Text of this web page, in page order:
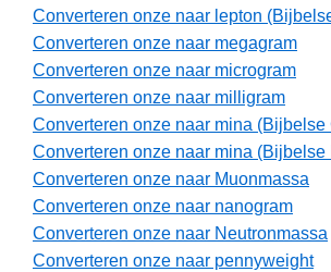
Converteren onze naar lepton
Converteren onze naar megagram
Converteren onze naar microgram
Converteren onze naar milligram
Converteren onze naar mina (Bijbelse
Converteren onze naar mina (Bijbelse
Converteren onze naar Muonmassa
Converteren onze naar nanogram
Converteren onze naar Neutronmassa
Converteren onze naar pennyweight